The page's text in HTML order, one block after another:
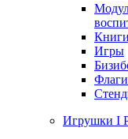
Книги
Игры
Игрушки I